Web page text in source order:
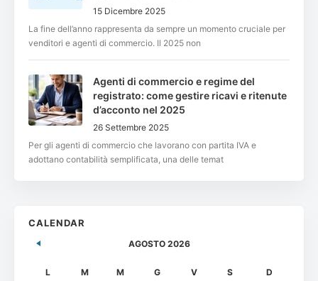
15 Dicembre 2025
La fine dell’anno rappresenta da sempre un momento cruciale per
venditori e agenti di commercio. Il 2025 non
Agenti di commercio e regime del
registrato: come gestire ricavi e ritenute
d’acconto nel 2025
26 Settembre 2025
Per gli agenti di commercio che lavorano con partita IVA e
adottano contabilità semplificata, una delle temat
CALENDAR
AGOSTO 2026
L M M G V S D